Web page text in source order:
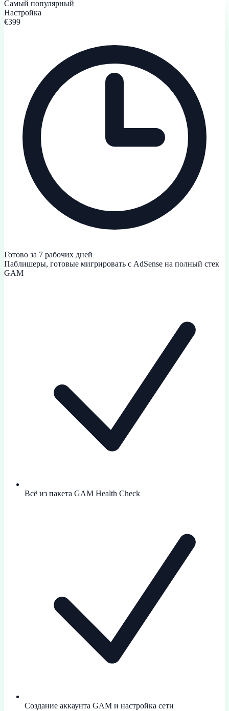
Самый популярный
Настройка
€399
Готово за 7 рабочих дней
Паблишеры, готовые мигрировать с AdSense на полный стек
GAM
Всё из пакета GAM Health Check
Создание аккаунта GAM и настройка сети